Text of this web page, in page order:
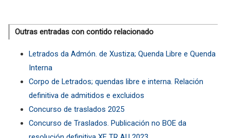
Outras entradas con contido relacionado
Letrados da Admón. de Xustiza; Quenda Libre e Quenda
Interna
Corpo de Letrados; quendas libre e interna. Relación
definitiva de admitidos e excluidos
Concurso de traslados 2025
Concurso de Traslados. Publicación no BOE da